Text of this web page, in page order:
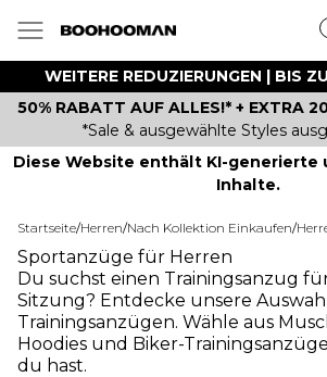
WEITERE REDUZIERUNGEN | BIS
50% RABATT AUF ALLES!* + EXTRA
*Sale & ausgewählte Styles
Diese Website enthält KI-generierte
Inhalte.
Startseite/Herren/Nach Kollektion Einkaufen/
Sportanzüge für Herren
Du suchst einen Trainingsanzug
Sitzung? Entdecke unsere
Trainingsanzügen. Wähle aus
Hoodies und Biker-
du hast.